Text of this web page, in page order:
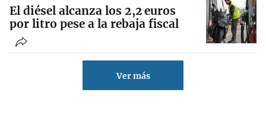
El diésel alcanza los 2,2 euros
por litro pese a la rebaja fiscal
Ver más